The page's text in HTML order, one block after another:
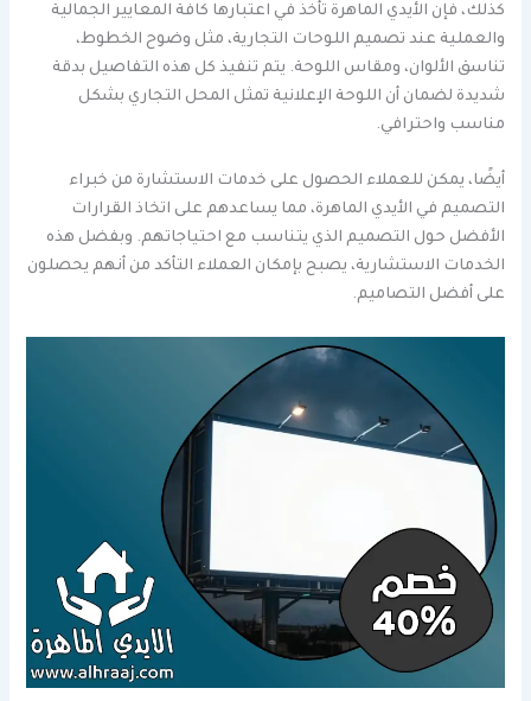
كذلك، فإن الأيدي الماهرة تأخذ في اعتبارها كافة المعايير الجمالية
والعملية عند تصميم اللوحات التجارية، مثل وضوح الخطوط،
تناسق الألوان، ومقاس اللوحة. يتم تنفيذ كل هذه التفاصيل بدقة
شديدة لضمان أن اللوحة الإعلانية تمثل المحل التجاري بشكل
مناسب واحترافي.
أيضًا، يمكن للعملاء الحصول على خدمات الاستشارة من خبراء
التصميم في الأيدي الماهرة، مما يساعدهم على اتخاذ القرارات
الأفضل حول التصميم الذي يتناسب مع احتياجاتهم. وبفضل هذه
الخدمات الاستشارية، يصبح بإمكان العملاء التأكد من أنهم يحصلون
على أفضل التصاميم.